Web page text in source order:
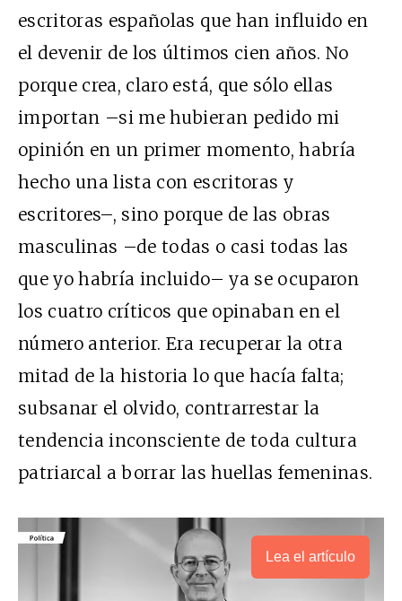
escritoras españolas que han influido en
el devenir de los últimos cien años. No
porque crea, claro está, que sólo ellas
importan –si me hubieran pedido mi
opinión en un primer momento, habría
hecho una lista con escritoras y
escritores–, sino porque de las obras
masculinas –de todas o casi todas las
que yo habría incluido– ya se ocuparon
los cuatro críticos que opinaban en el
número anterior. Era recuperar la otra
mitad de la historia lo que hacía falta;
subsanar el olvido, contrarrestar la
tendencia inconsciente de toda cultura
patriarcal a borrar las huellas femeninas.
Lea el artículo